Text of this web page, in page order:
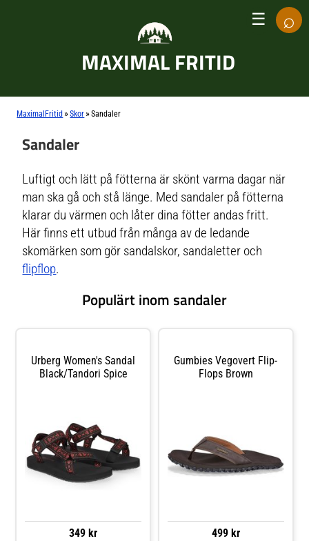
MAXIMAL FRITID
☰ ⌕
MaximalFritid »Skor »Sandaler
Sandaler
Luftigt och lätt på fötterna är skönt varma dagar när
man ska gå och stå länge. Med sandaler på fötterna
klarar du värmen och låter dina fötter andas fritt.
Här finns ett utbud från många av de ledande
skomärken som gör sandalskor, sandaletter och
flipflop.
Populärt inom sandaler
Urberg Women's Sandal
Black/Tandori Spice
349 kr
Gumbies Vegovert Flip-
Flops Brown
499 kr